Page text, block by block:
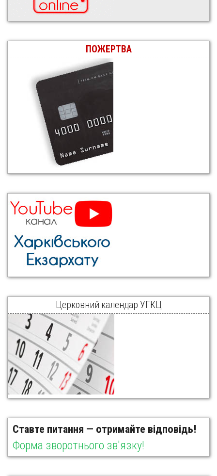
ПОЖЕРТВА
Церковний календар УГКЦ
Ставте питання — отримайте відповідь!
Форма зворотнього зв'язку!